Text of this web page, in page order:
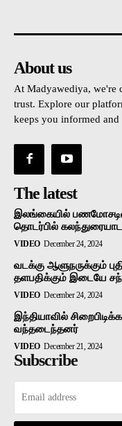
About us
At Madyawediya, we're
trust. Explore our
keeps you informed
The latest
இலங்கையில்
தொடர்பில்
VIDEO December 24, 2024
வடக்கு ஆளுநருக்கும்
தளபதிக்கும் இடையே
VIDEO December 24, 2024
இந்தியாவில்
வந்தடைந்தனர்
VIDEO December 21, 2024
Subscribe